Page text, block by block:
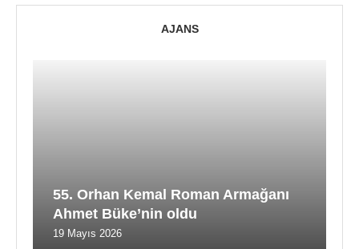
AJANS
55. Orhan Kemal Roman Armağanı
Ahmet Büke’nin oldu
19 Mayıs 2026